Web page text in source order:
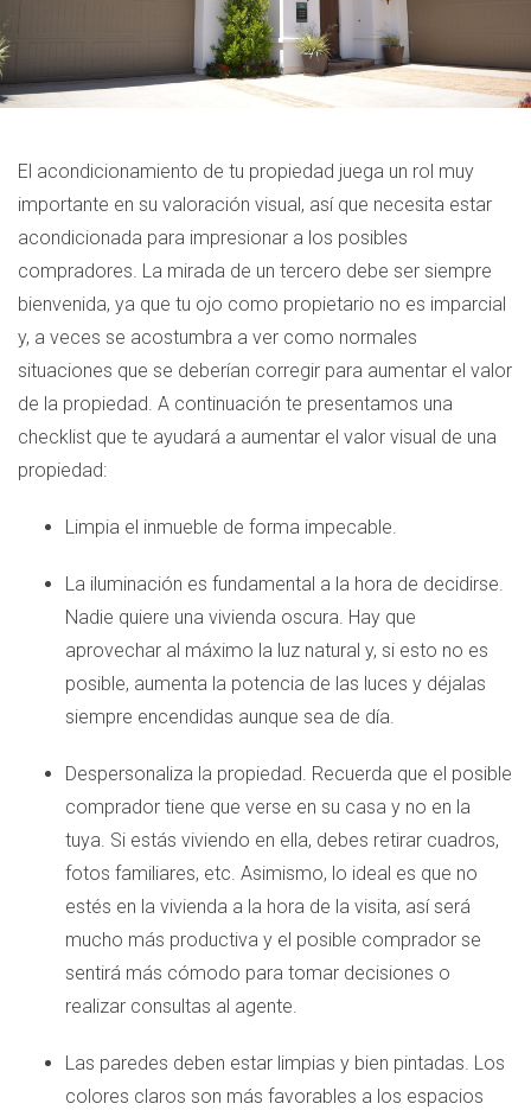
El acondicionamiento de tu propiedad juega un rol muy
importante en su valoración visual, así que necesita estar
acondicionada para impresionar a los posibles
compradores. La mirada de un tercero debe ser siempre
bienvenida, ya que tu ojo como propietario no es imparcial
y, a veces se acostumbra a ver como normales
situaciones que se deberían corregir para aumentar el valor
de la propiedad. A continuación te presentamos una
checklist que te ayudará a aumentar el valor visual de una
propiedad:
Limpia el inmueble de forma impecable.
La iluminación es fundamental a la hora de decidirse.
Nadie quiere una vivienda oscura. Hay que
aprovechar al máximo la luz natural y, si esto no es
posible, aumenta la potencia de las luces y déjalas
siempre encendidas aunque sea de día.
Despersonaliza la propiedad. Recuerda que el posible
comprador tiene que verse en su casa y no en la
tuya. Si estás viviendo en ella, debes retirar cuadros,
fotos familiares, etc. Asimismo, lo ideal es que no
estés en la vivienda a la hora de la visita, así será
mucho más productiva y el posible comprador se
sentirá más cómodo para tomar decisiones o
realizar consultas al agente.
Las paredes deben estar limpias y bien pintadas. Los
colores claros son más favorables a los espacios